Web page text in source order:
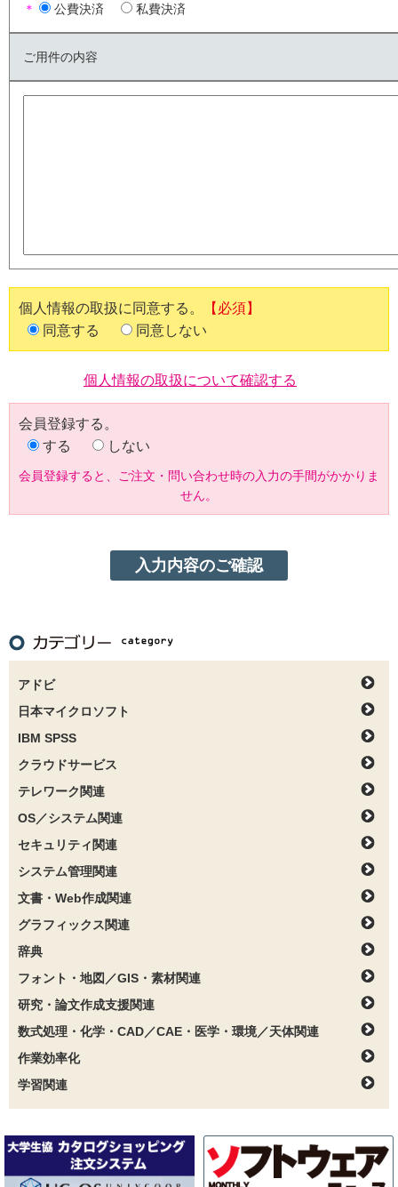
＊ 公費決済 私費決済
ご用件の内容
個人情報の取扱に同意する。
【必須】
同意する
同意しない
個人情報の取扱について確認する
会員登録する。
する
しない
会員登録すると、ご注文・問い合わせ時の入力の手間がかかりま
せん。
アドビ
日本マイクロソフト
IBM SPSS
クラウドサービス
テレワーク関連
OS／システム関連
セキュリティ関連
システム管理関連
文書・Web作成関連
グラフィックス関連
辞典
フォント・地図／GIS・素材関連
研究・論文作成支援関連
数式処理・化学・CAD／CAE・医学・環境／天体関連
作業効率化
学習関連